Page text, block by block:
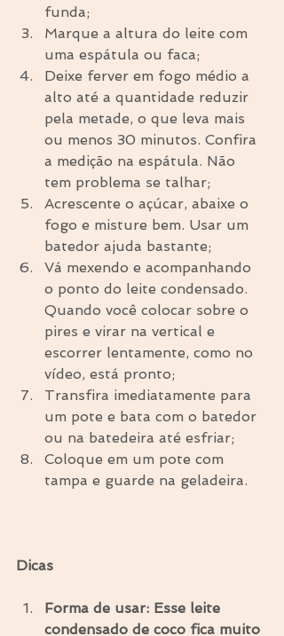
funda;
Marque a altura do leite com
uma espátula ou faca;
Deixe ferver em fogo médio a
alto até a quantidade reduzir
pela metade, o que leva mais
ou menos 30 minutos. Confira
a medição na espátula. Não
tem problema se talhar;
Acrescente o açúcar, abaixe o
fogo e misture bem. Usar um
batedor ajuda bastante;
Vá mexendo e acompanhando
o ponto do leite condensado.
Quando você colocar sobre o
pires e virar na vertical e
escorrer lentamente, como no
vídeo, está pronto;
Transfira imediatamente para
um pote e bata com o batedor
ou na batedeira até esfriar;
Coloque em um pote com
tampa e guarde na geladeira.
Dicas
Forma de usar: Esse leite
condensado de coco fica muito